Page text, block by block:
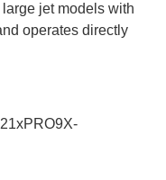
jet models with
operates directly